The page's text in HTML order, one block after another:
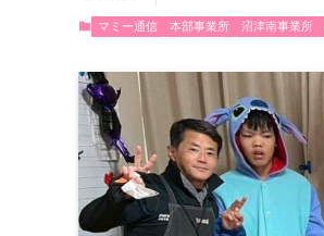
マミー通信 本部事業所 沼津南事業所